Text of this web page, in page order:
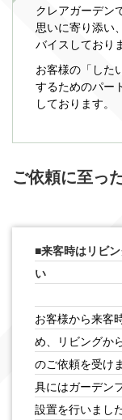
クレアガーデン
思いに寄り添い
バイスしており
お客様の「した
するためのパー
しております。
ご依頼に至っ
来客時はリビ
い
お客様から来客
め、リビングか
のご依頼を受け
具にはガーデン
設置を行いまし